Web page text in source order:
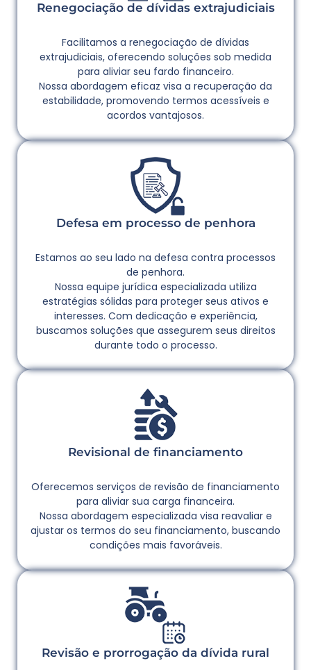
Renegociação de dívidas extrajudiciais
Facilitamos a renegociação de dívidas
extrajudiciais, oferecendo soluções sob medida
para aliviar seu fardo financeiro.
Nossa abordagem eficaz visa a recuperação da
estabilidade, promovendo termos acessíveis e
acordos vantajosos.
Defesa em processo de penhora
Estamos ao seu lado na defesa contra processos
de penhora.
Nossa equipe jurídica especializada utiliza
estratégias sólidas para proteger seus ativos e
interesses. Com dedicação e experiência,
buscamos soluções que assegurem seus direitos
durante todo o processo.
Revisional de financiamento
Oferecemos serviços de revisão de financiamento
para aliviar sua carga financeira.
Nossa abordagem especializada visa reavaliar e
ajustar os termos do seu financiamento, buscando
condições mais favoráveis.
Revisão e prorrogação da dívida rural